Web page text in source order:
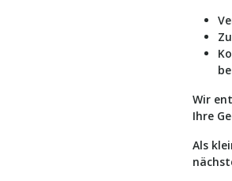
Wir
Ihre
Als